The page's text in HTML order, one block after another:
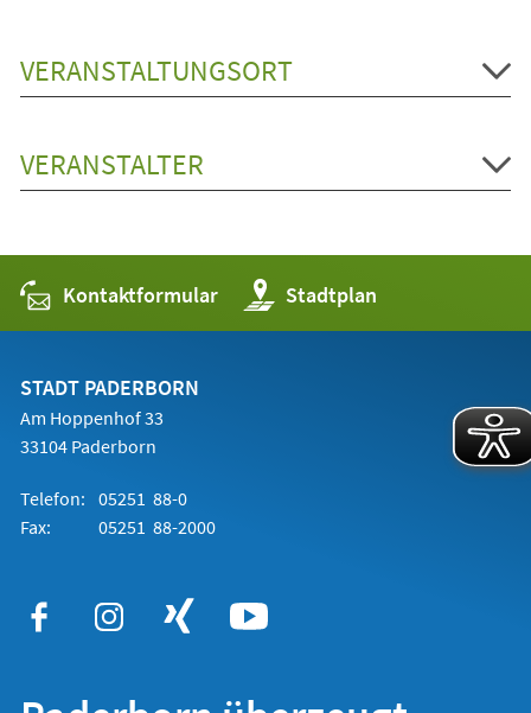
VERANSTALTUNGSORT
VERANSTALTER
Kontaktformular Stadtplan
(Öffnet
in
einem
STADT PADERBORN
Am Hoppenhof 33
33104 Paderborn
Telefon: 05251 88-0
Fax:
05251 88-2000